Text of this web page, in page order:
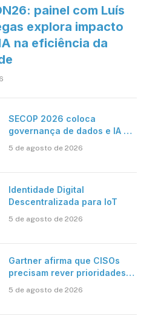
painel com Luís
explora impacto
na eficiência da
SECOP 2026 coloca
governança de dados e IA no
5 de agosto de 2026
Identidade Digital
Descentralizada para IoT
5 de agosto de 2026
Gartner afirma que CISOs
precisam rever prioridades
para enfrentar os desafios
5 de agosto de 2026